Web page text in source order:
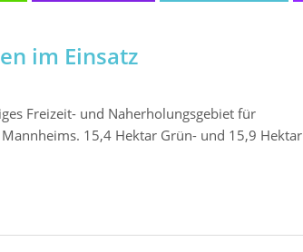
im Einsatz
Freizeit- und Naherholungsgebiet für
15,4 Hektar Grün- und 15,9 Hektar